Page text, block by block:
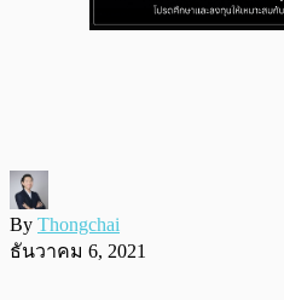
By Thongchai
ธันวาคม 6, 2021